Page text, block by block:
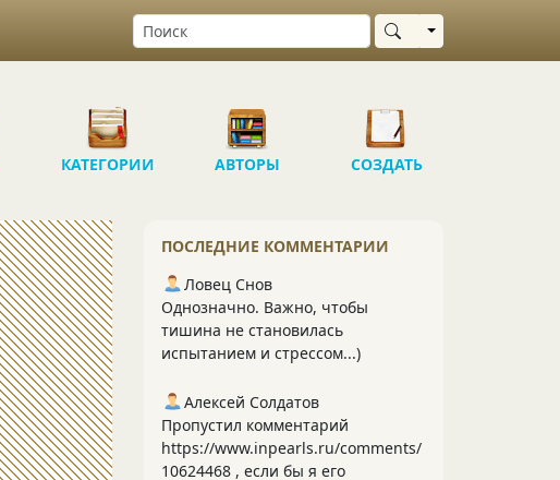
Выбрать область
КАТЕГОРИИ АВТОРЫ СОЗДАТЬ
ПОСЛЕДНИЕ КОММЕНТАРИИ
Ловец Снов
Однозначно. Важно, чтобы
тишина не становилась
испытанием и стрессом...)
Алексей Солдатов
Пропустил комментарий
https://www.inpearls.ru/comments/
10624468 , если бы я его